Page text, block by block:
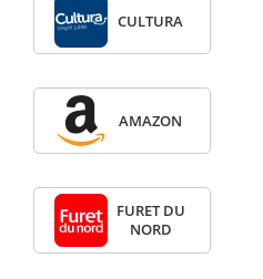
CULTURA
AMAZON
FURET DU
NORD